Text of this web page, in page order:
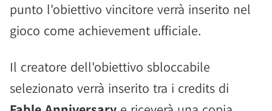
punto l'obiettivo vincitore verrà inserito nel
gioco come achievement ufficiale.
Il creatore dell'obiettivo sbloccabile
selezionato verrà inserito tra i credits di